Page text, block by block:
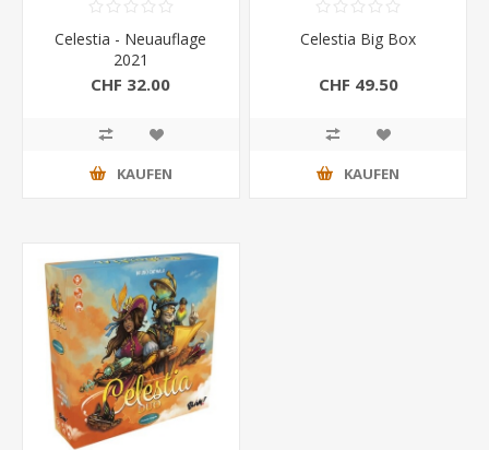
Celestia - Neuauflage
2021
CHF 32.00
KAUFEN
Celestia Big Box
CHF 49.50
KAUFEN